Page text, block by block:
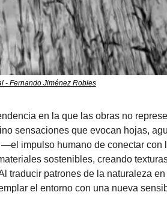
- Fernando Jiménez Robles
en la que las obras no
sensaciones que evocan hojas,
impulso humano de conectar
sostenibles, creando
traducir patrones de la naturaleza en
el entorno con una nueva